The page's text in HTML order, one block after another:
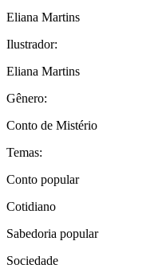
Eliana Martins
Ilustrador:
Eliana Martins
Gênero:
Conto de Mistério
Temas:
Conto popular
Cotidiano
Sabedoria popular
Sociedade